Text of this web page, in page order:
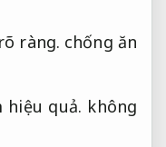
ràng. chống ăn
hiệu quả. không